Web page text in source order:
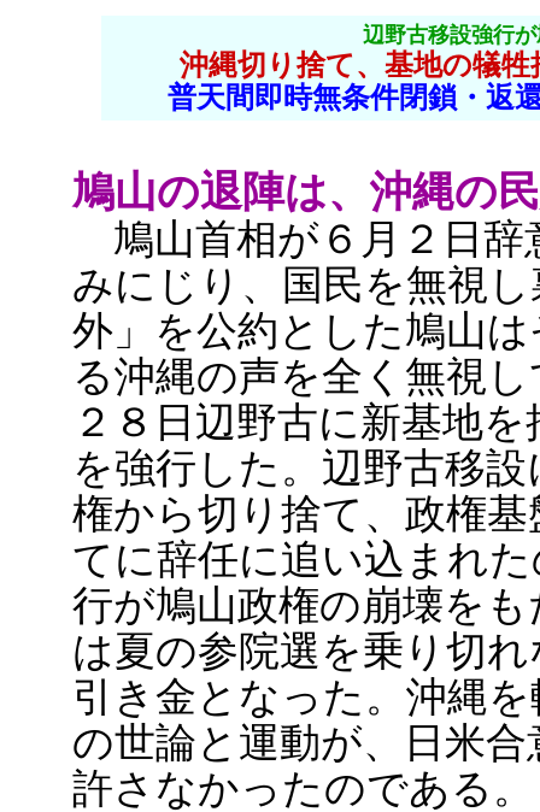
辺野古移設強行
沖縄切り捨て、基地の犠
普天間即時無条件閉鎖・返
鳩山の退陣は、沖縄の
鳩山首相が６月２日辞
みにじり、国民を無視
外」を公約とした鳩山
る沖縄の声を全く無視
２８日辺野古に新基地
を強行した。辺野古移
権から切り捨て、政権
てに辞任に追い込まれ
行が鳩山政権の崩壊を
は夏の参院選を乗り切
引き金となった。沖縄
の世論と運動が、日米
許さなかったのである。